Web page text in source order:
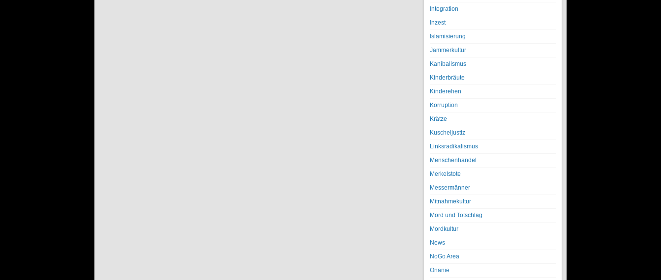
Integration
Inzest
Islamisierung
Jammerkultur
Kanibalismus
Kinderbräute
Kinderehen
Korruption
Krätze
Kuscheljustiz
Linksradikalismus
Menschenhandel
Merkelstote
Messermänner
Mitnahmekultur
Mord und Totschlag
Mordkultur
News
NoGo Area
Onanie